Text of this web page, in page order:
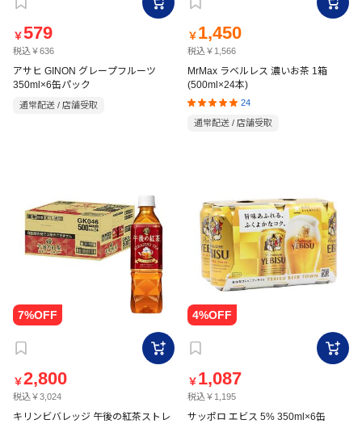
￥579
税込￥636
アサヒ GINON グレープフルーツ
350ml×6缶パック
通常配送 / 店舗受取
￥ 1,450
税込￥1,566
MrMax ラベルレス 濃いお茶 1箱
(500ml×24本)
24
通常配送 / 店舗受取
￥2,800
税込￥3,024
キリンビバレッジ 午後の紅茶ストレ
￥ 1,087
税込￥1,195
サッポロ エビス 5% 350ml×6缶